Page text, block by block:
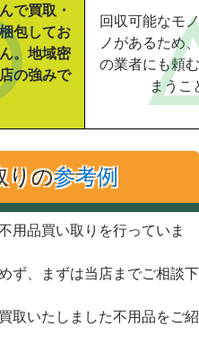
で買取・
包してお
。地域密
の強みで
回収可能なモ
ノがあるため
の業者にも頼
まうこ
りの参考例
用品買い取りを行っていま
ず、まずは当店までご相談下
取いたしました不用品をご紹